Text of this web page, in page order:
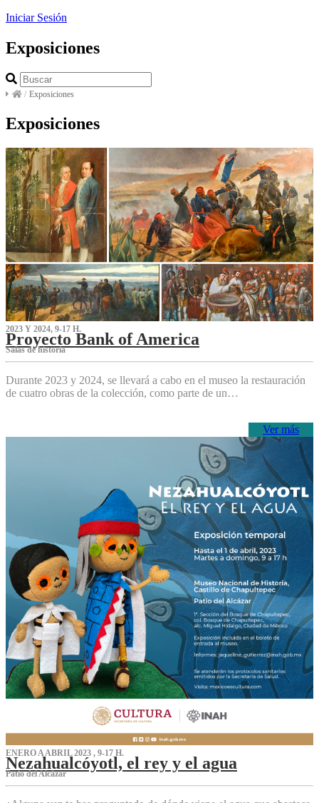
Iniciar Sesión
Exposiciones
/ Exposiciones
Exposiciones
2023 Y 2024, 9-17 H.
Proyecto Bank of America
S‌alas de historia
Durante 2023 y 2024, se llevará a cabo en el museo la restauración
de cuatro obras de la colección, como parte de un…
Ver más
ENERO A ABRIL 2023 , 9-17 H.
Nezahualcóyotl, el rey y el agua
Patio del Alcázar